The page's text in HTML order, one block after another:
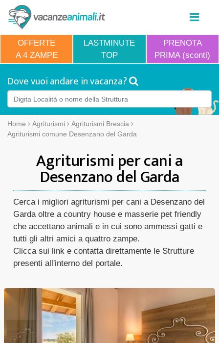
OFFERTE
A 4 ZAMPE
LASTMINUTE
TOP
PRENOTA
PRIMA (sconti)
Dove vuoi andare in vacanza?
Home Agriturismi
Agriturismi Brescia
Agriturismi comune Desenzano del Garda
Agriturismi per cani a
Desenzano del Garda
Cerca i migliori agriturismi per cani a Desenzano del
Garda oltre a country house e masserie pet friendly
che accettano animali e in cui sono ammessi gatti e
tutti gli altri amici a quattro zampe.
Clicca sui link e contatta direttamente le Strutture
presenti all'interno del portale.